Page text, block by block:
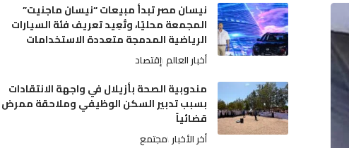
نيسان مصر تبدأ مبيعات “نيسان ماجنيت”
المجمعة محليًا، وتُعِيد تعريف فئة السيارات
الرياضية المدمجة متعددة الاستخدامات
أخبار العالم إقتصاد
مندوبية الصحة بأزيلال في واجهة الانتقادات
بسبب تدبير السكن الوظيفي وملاحقة ممرض
قضائياً
أخر الأخبار مجتمع